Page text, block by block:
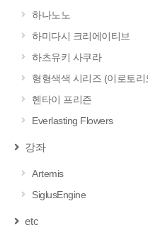
하나노노
하미다시 크리에이티브
하츠유키 사쿠라
형형색색 시리즈 (이로토리
헨타이 프리즌
Everlasting Flowers
강좌
Artemis
SiglusEngine
etc